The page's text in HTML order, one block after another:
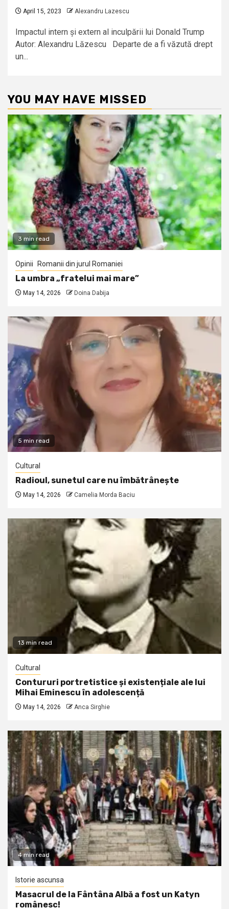
April 15, 2023 Alexandru Lazescu
Impactul intern și extern al inculpării lui Donald Trump
Autor: Alexandru Lăzescu Departe de a fi văzută drept
un...
YOU MAY HAVE MISSED
3 min read
Opinii Romanii din jurul Romaniei
La umbra „fratelui mai mare”
May 14, 2026 Doina Dabija
5 min read
Cultural
Radioul, sunetul care nu îmbătrânește
May 14, 2026 Camelia Morda Baciu
13 min read
Cultural
Contururi portretistice și existențiale ale lui
Mihai Eminescu în adolescență
May 14, 2026 Anca Sirghie
4 min read
Istorie ascunsa
Masacrul de la Fântâna Albă a fost un Katyn
românesc!